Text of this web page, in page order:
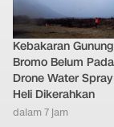
Kebakaran Gunung
Bromo Belum
Drone Water
Heli Dikerahkan
dalam 7 jam